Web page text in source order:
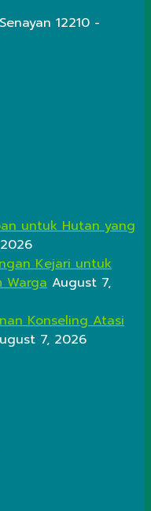
12210 -
untuk Hutan yang
Kejari untuk
Warga August 7,
Konseling Atasi
7, 2026